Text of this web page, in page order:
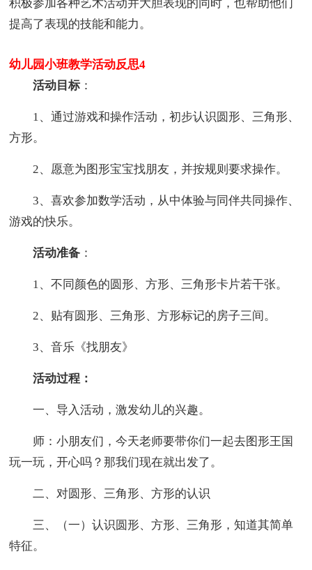
积极参加各种艺术活动并大胆表现的同时，也帮助他们
提高了表现的技能和能力。
幼儿园小班教学活动反思4
活动目标 ：
1、通过游戏和操作活动，初步认识圆形、三角形、
方形。
2、愿意为图形宝宝找朋友，并按规则要求操作。
3、喜欢参加数学活动，从中体验与同伴共同操作、
游戏的快乐。
活动准备 ：
1、不同颜色的圆形、方形、三角形卡片若干张。
2、贴有圆形、三角形、方形标记的房子三间。
3、音乐《找朋友》
活动过程：
一、导入活动，激发幼儿的兴趣。
师：小朋友们，今天老师要带你们一起去图形王国
玩一玩，开心吗？那我们现在就出发了。
二、对圆形、三角形、方形的认识
三、（一）认识圆形、方形、三角形，知道其简单
特征。